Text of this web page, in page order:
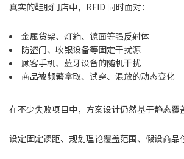
真实的鞋服门店中，RFID 同时面对：
金属货架、灯箱、镜面等强反射体
防盗门、收银设备等固定干扰源
顾客手机、蓝牙设备的随机干扰
商品被频繁拿取、试穿、混放的动态变化
在不少失败项目中，方案设计仍然基于静态覆
设定固定读距、规划理论覆盖范围、假设商品